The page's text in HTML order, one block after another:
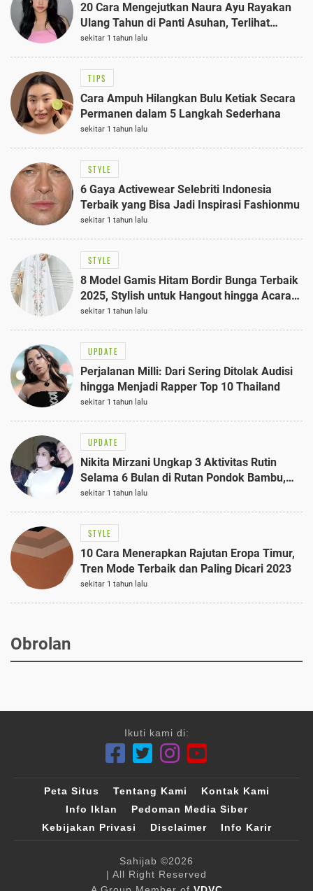
20 Cara Mengejutkan Naura Ayu Rayakan
Ulang Tahun di Panti Asuhan, Terlihat
Anggun dengan Kaftan Cokelat
sekitar 1 tahun lalu
TIPS
Cara Ampuh Hilangkan Bulu Ketiak Secara
Permanen dalam 5 Langkah Sederhana
sekitar 1 tahun lalu
STYLE
6 Gaya Activewear Selebriti Indonesia
Terbaik yang Bisa Jadi Inspirasi Fashionmu
sekitar 1 tahun lalu
STYLE
8 Model Gamis Hitam Bordir Bunga Terbaik
2025, Stylish untuk Hangout hingga Acara
Semi-Formal
sekitar 1 tahun lalu
UPDATE
Perjalanan Milli: Dari Sering Ditolak Audisi
hingga Menjadi Rapper Top 10 Thailand
sekitar 1 tahun lalu
UPDATE
Nikita Mirzani Ungkap 3 Aktivitas Rutin
Selama 6 Bulan di Rutan Pondok Bambu,
Terungkap!
sekitar 1 tahun lalu
STYLE
10 Cara Menerapkan Rajutan Eropa Timur,
Tren Mode Terbaik dan Paling Dicari 2023
sekitar 1 tahun lalu
Obrolan
Ikuti kami di:
Peta Situs Tentang Kami
Kontak Kami
Info Iklan
Pedoman Media Siber
Kebijakan Privasi
Disclaimer Info Karir
Sahijab ©2026
| All Right Reserved